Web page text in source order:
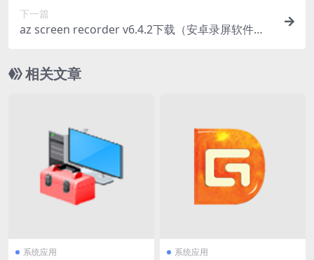
下一篇
az screen recorder v6.4.2下载（安卓录屏软件，
相关文章
系统应用 系统应用